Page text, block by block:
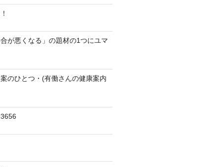
が悪くなる」の題材の1つにユマ
のひとつ・(有働さんの健康案内